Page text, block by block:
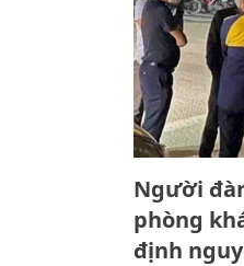
Người
phòng
định